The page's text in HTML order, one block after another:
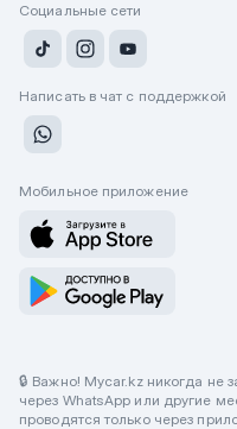
Социальные сети
Написать в чат с поддержкой
Мобильное приложение
🔒 Важно! Mycar.kz никогда не
через WhatsApp или другие
проводятся только через